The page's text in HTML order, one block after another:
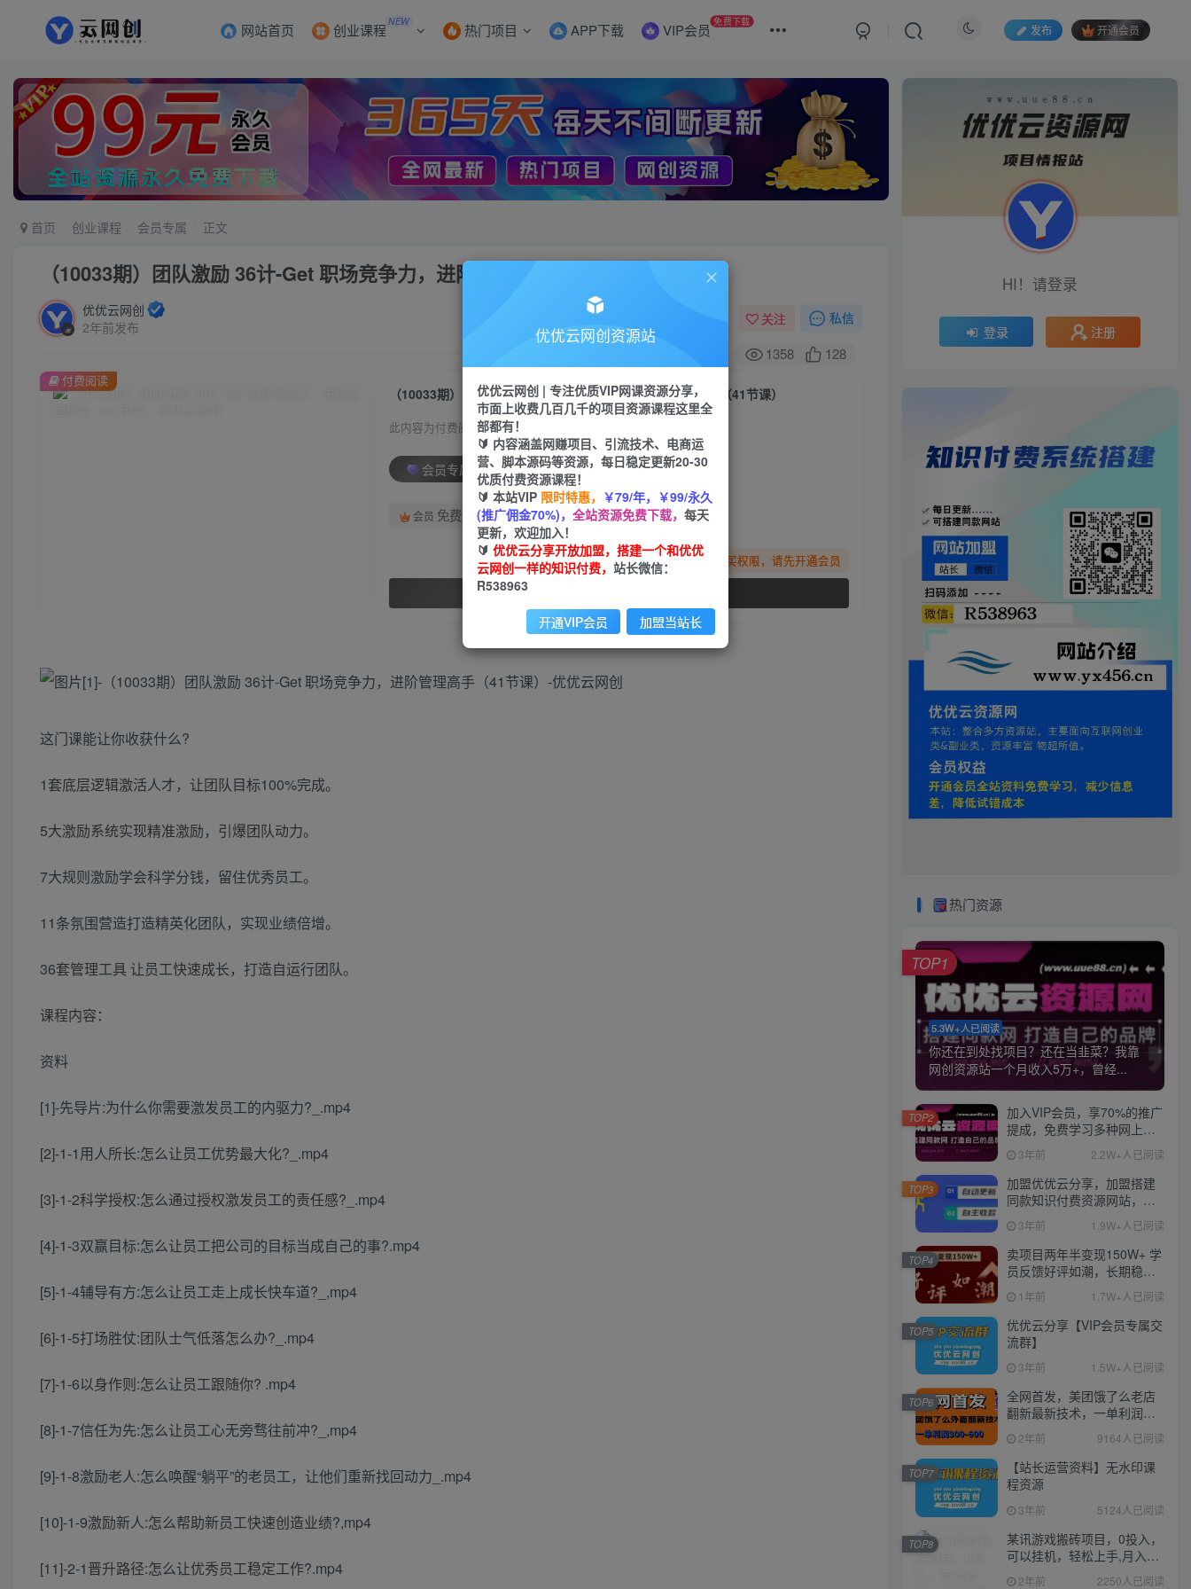
网站首页 创业课程 NEW 热门项目 APP下载 VIP会员 免费下载
发布 开通会员
首页 创业课程 会员专属 正文
（10033期）团队激励 36计-Get 职场竞争力，进阶管理高手（41节课）
优优云网创
2年前发布
关注 私信
1358 128
（10033期）团队激励 36计-Get 职场竞争力，进阶管理高手（41节课）
此内容为付费阅读，请付费后查看
会员专属资源
会员 免费
您暂无购买权限，请先开通会员
付费阅读
这门课能让你收获什么?
1套底层逻辑激活人才，让团队目标100%完成。
5大激励系统实现精准激励，引爆团队动力。
7大规则激励学会科学分钱，留住优秀员工。
11条氛围营造打造精英化团队，实现业绩倍增。
36套管理工具 让员工快速成长，打造自运行团队。
课程内容：
资料
[1]-先导片:为什么你需要激发员工的内驱力?_.mp4
[2]-1-1用人所长:怎么让员工优势最大化?_.mp4
[3]-1-2科学授权:怎么通过授权激发员工的责任感?_.mp4
[4]-1-3双赢目标:怎么让员工把公司的目标当成自己的事?.mp4
[5]-1-4辅导有方:怎么让员工走上成长快车道?_,mp4
[6]-1-5打场胜仗:团队士气低落怎么办?_.mp4
[7]-1-6以身作则:怎么让员工跟随你? .mp4
[8]-1-7信任为先:怎么让员工心无旁骛往前冲?_,mp4
[9]-1-8激励老人:怎么唤醒“躺平”的老员工，让他们重新找回动力_.mp4
[10]-1-9激励新人:怎么帮助新员工快速创造业绩?,mp4
[11]-2-1晋升路径:怎么让优秀员工稳定工作?.mp4
HI！请登录
登录 注册
热门资源
5.3W+人已阅读
你还在到处找项目？还在当韭菜？我靠
网创资源站一个月收入5万+，曾经...
TOP1
加入VIP会员，享70%的推广
提成，免费学习多种网上创
业课程，菜鸟秒变大神！
3年前 2.2W+人已阅读
TOP2
加盟优优云分享，加盟搭建
同款知识付费资源网站，实
现长期稳定被动收入~
3年前 1.9W+人已阅读
TOP3
卖项目两年半变现150W+ 学
员反馈好评如潮，长期稳定
变现，可以一直干到老！
1年前 1.7W+人已阅读
TOP4
优优云分享【VIP会员专属交
流群】
3年前 1.5W+人已阅读
TOP5
全网首发，美团饿了么老店
翻新最新技术，一单利润
300-600
2年前 9164人已阅读
TOP6
【站长运营资料】无水印课
程资源
3年前 5124人已阅读
TOP7
某讯游戏搬砖项目，0投入，
可以挂机，轻松上手,月入
3000+上不封顶
2年前 2250人已阅读
TOP8
优优云网创资源站
优优云网创 | 专注优质VIP网课资源分享，
市面上收费几百几千的项目资源课程这里全
部都有！
🔰 内容涵盖网赚项目、引流技术、电商运
营、脚本源码等资源，每日稳定更新20-30
优质付费资源课程！
🔰 本站VIP 限时特惠， ￥79/年，￥99/永久
(推广佣金70%)， 全站资源免费下载， 每天
更新，欢迎加入！
🔰 优优云分享开放加盟，搭建一个和优优
云网创一样的知识付费， 站长微信：
R538963
开通VIP会员 加盟当站长